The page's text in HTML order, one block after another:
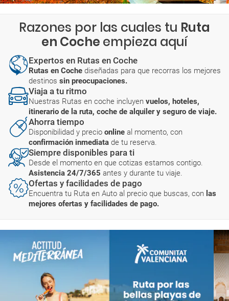
Razones por las cuales tu Ruta
en Coche empieza aquí
Expertos en Rutas en Coche
Rutas en Coche diseñadas para que recorras los mejores
destinos sin preocupaciones.
Viaja a tu ritmo
Nuestras Rutas en coche incluyen vuelos, hoteles,
itinerario de la ruta, coche de alquiler y seguro de viaje.
Ahorra tiempo
Disponibilidad y precio online al momento, con
confirmación inmediata de tu reserva.
Siempre disponibles para ti
Desde el momento en que cotizas estamos contigo.
Asistencia 24/7/365 antes y durante tu viaje.
Ofertas y facilidades de pago
Encuentra tu Ruta en Auto al precio que buscas, con las
mejores ofertas y facilidades de pago.